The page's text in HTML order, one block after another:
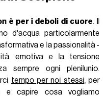
è per i deboli di cuore. Il
d'acqua particolarmente
e la passionalità -
emotiva e la tensione
sempre ogni plenilunio.
tempo per noi stessi, per
e capire cosa vogliamo